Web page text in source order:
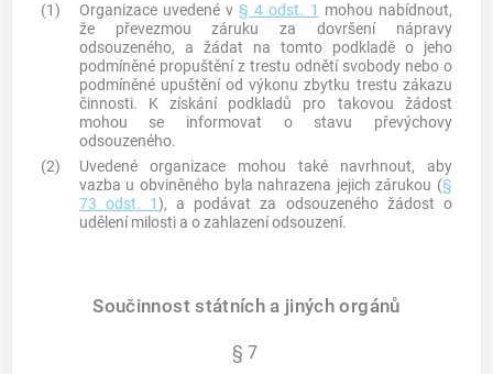
(1) Organizace uvedené v§ 4 odst. 1 mohou nabídnout,
že převezmou záruku za dovršení nápravy
odsouzeného, a žádat na tomto podkladě o jeho
podmíněné propuštění z trestu odnětí svobody nebo o
podmíněné upuštění od výkonu zbytku trestu zákazu
činnosti. K získání podkladů pro takovou žádost
mohou se informovat o stavu převýchovy
odsouzeného.
(2)
Uvedené organizace mohou také navrhnout, aby
vazba u obviněného byla nahrazena jejich zárukou (§
73 odst. 1), a podávat za odsouzeného žádost o
udělení milosti a o zahlazení odsouzení.
Součinnost státních a jiných orgánů
§ 7